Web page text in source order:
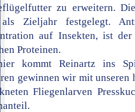
zu erweitern.
Zieljahr festgelegt.
auf Insekten, ist
Proteinen.
kommt Reinartz ins
gewinnen wir mit unseren
Fliegenlarven